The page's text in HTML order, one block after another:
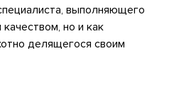
выполняющего
но и как
делящегося своим